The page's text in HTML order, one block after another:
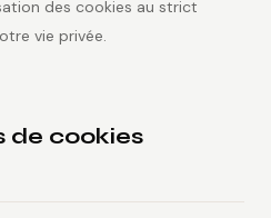
des cookies au strict
vie privée.
de cookies